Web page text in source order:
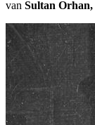
van Sultan Orhan,